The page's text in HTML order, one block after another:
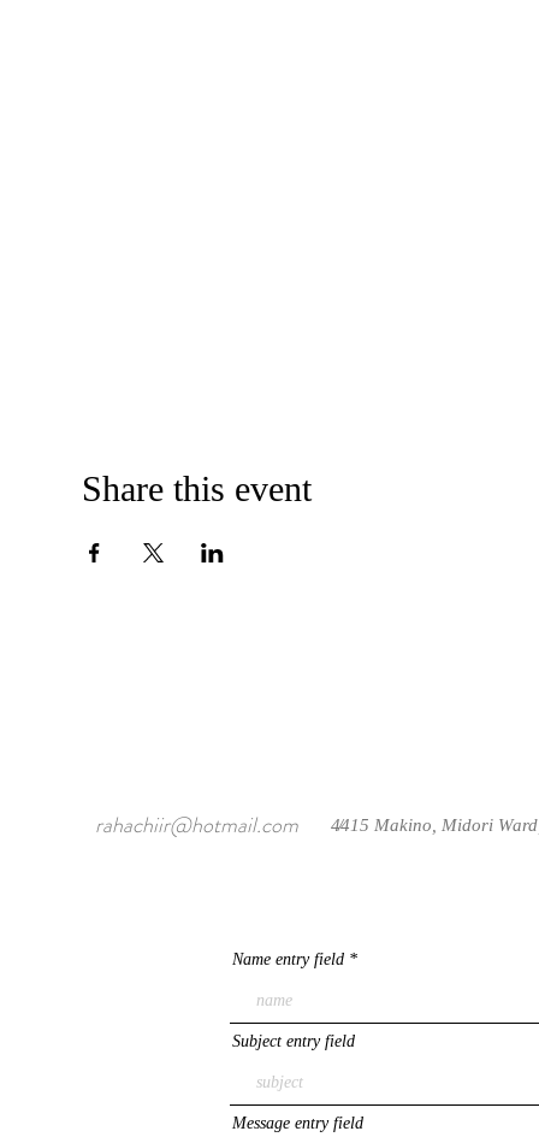
Share this event
rahachiir@hotmail.com /
4415 Makino, Midori
Name entry field
Subject entry field
Message entry field